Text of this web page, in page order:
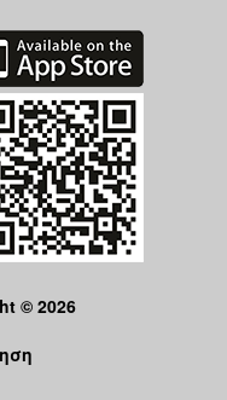
© 2026